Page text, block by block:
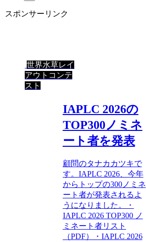
スポンサーリンク
世界水草レイ
アウトコンテ
スト
IAPLC 2026の
TOP300ノミネ
ート者を発表
顧問のタナカカツキで
す。IAPLC 2026、今年
からトップの300ノミネ
ート者が発表されるよ
うになりました。・
IAPLC 2026 TOP300 ノ
ミネート者リスト
（PDF）・IAPLC 2026